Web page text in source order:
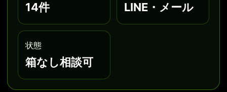
14件 LINE・メール
状態
箱なし相談可